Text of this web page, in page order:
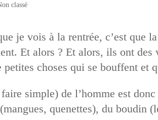
classé
je vois à la rentrée, c’est que
Et alors ? Et alors, ils ont
petites choses qui se bouffent et
simple) de l’homme est
quenettes), du boudin